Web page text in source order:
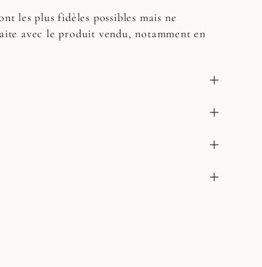
les plus fidèles possibles mais ne
avec le produit vendu, notamment en